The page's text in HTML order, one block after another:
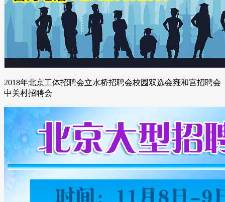
2018年北京工体招聘会立水桥招聘会校园双选会雍和宫招聘会
中关村招聘会